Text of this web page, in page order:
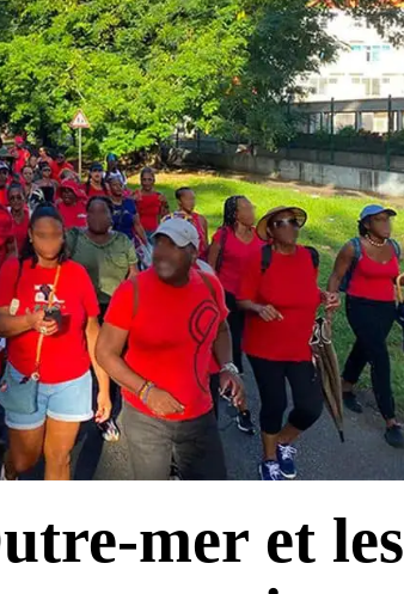
mer et les